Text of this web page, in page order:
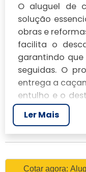
O aluguel de
solução
obras e
facilita o
garantindo
seguidas. O
entrega a
entulho e o
não apenas
também evita
ao descarte
O QUE É
Ler Mais
Cotar agora: